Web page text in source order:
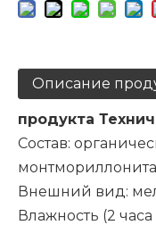
Описание
продукта
Состав:
Внешний вид:
Влажность (2 часа